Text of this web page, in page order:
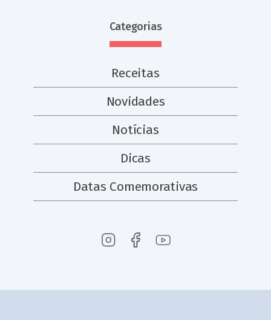
Categorias
Receitas
Novidades
Notícias
Dicas
Datas Comemorativas